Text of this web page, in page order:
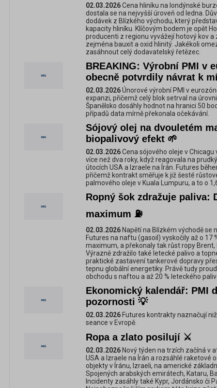
02.03.2026Cena hliníku na londýnské
dostala se na nejvyšší úroveň od ledna.
dodávek z Blízkého východu, který
kapacity hliníku. Klíčovým bodem je opět
producenti z regionu vyvážejí hotový kov a
zejména bauxit a oxid hlinitý. Jakékoli
zasáhnout celý dodavatelský řetězec.
BREAKING: Výrobní PMI v
obecně potvrdily návrat k
02.03.2026Únorové výrobní PMI v
expanzi, přičemž celý blok setrval na
Španělsko dosáhly hodnot na hranici 50
případů data mírně překonala očekávání.
Sójový olej na dvouletém
biopalivový efekt 🌱
02.03.2026Cena sójového oleje v
více než dva roky, když reagovala na
útocích USA a Izraele na Írán. Futures
přičemž kontrakt směřuje k již šesté
palmového oleje v Kuala Lumpuru, a to o
Ropný šok zdražuje paliva:
maximum ⛽
02.03.2026 Napětí na Blízkém východě se
Futures na naftu (gasoil) vyskočily až o 17
maximum, a překonaly tak růst ropy Brent,
Výrazně zdražilo také letecké palivo a
praktické zastavení tankerové dopravy
tepnu globální energetiky. Právě tudy
obchodu s naftou a až 20 % leteckého
Ekonomický kalendář: PMI
pozornosti 💡
02.03.2026 Futures kontrakty naznačují
seance v Evropě.
Ropa a zlato posilují ⚔️
02.03.2026 Nový týden na trzích začíná v
USA a Izraele na Írán a rozsáhlé raketové
objekty v Íránu, Izraeli, na americké
Spojených arabských emirátech, Kataru,
Incidenty zasáhly také Kypr, Jordánsko či